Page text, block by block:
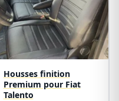
Housses finition
Premium pour Fiat
Talento